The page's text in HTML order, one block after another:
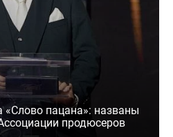
пацана»: названы
продюсеров